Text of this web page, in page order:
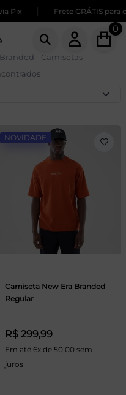
| Frete GRÁTIS para
0
- Camisetas
NOVIDADE
Camiseta New Era Branded
Regular
R$ 299,99
Em até 6x de 50,00 sem
juros